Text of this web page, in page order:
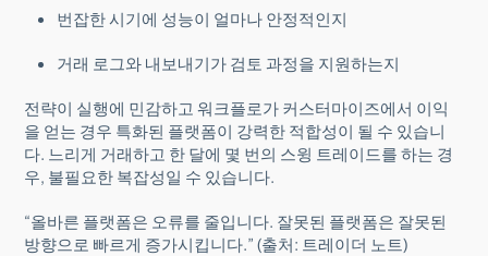
번잡한 시기에 성능이 얼마나 안정적인지
거래 로그와 내보내기가 검토 과정을 지원하는지
전략이 실행에 민감하고 워크플로가 커스터마이즈에서 이익
을 얻는 경우 특화된 플랫폼이 강력한 적합성이 될 수 있습니
다. 느리게 거래하고 한 달에 몇 번의 스윙 트레이드를 하는 경
우, 불필요한 복잡성일 수 있습니다.
“올바른 플랫폼은 오류를 줄입니다. 잘못된 플랫폼은 잘못된
방향으로 빠르게 증가시킵니다.” (출처: 트레이더 노트)